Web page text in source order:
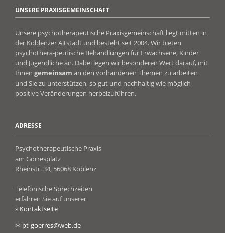
UNSERE PRAXISGEMEINSCHAFT
Unsere psychotherapeutische Praxisgemeinschaft liegt mitten in
der Koblenzer Altstadt und besteht seit 2004. Wir bieten
psychothera-peutische Behandlungen für Erwachsene, Kinder
und Jugendliche an. Dabei legen wir besonderen Wert darauf, mit
Ihnen gemeinsam an den vorhandenen Themen zu arbeiten
und Sie zu unterstützen, so gut und nachhaltig wie möglich
positive Veränderungen herbeizuführen.
ADRESSE
Psychotherapeutische Praxis
am Görresplatz
Rheinstr. 34, 56068 Koblenz
Telefonische Sprechzeiten
erfahren Sie auf unserer
» Kontaktseite
✉ pt-goerres@web.de